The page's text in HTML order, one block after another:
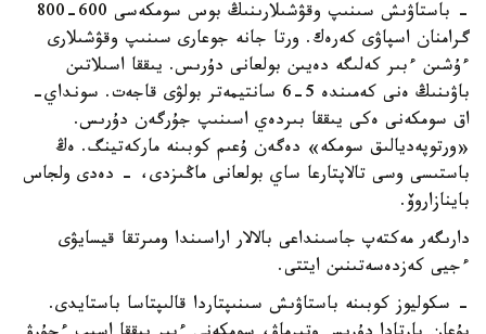
- باستاۋىش سىنىپ وقۋشىلارىنىڭ بوس سومكەسى 600-800
گرامنان اسپاۋى كەرەك. ورتا جانە جوعارى سىنىپ وقۋشىلارى
ءۇشىن ءبىر كەلىگە دەيىن بولعانى دۇرىس. يىققا اسىلاتىن
باۋىنىڭ ەنى كەمىندە 5-6 سانتيمەتر بولۋى قاجەت. سونداي-
اق سومكەنى ەكى يىققا بىردەي اسىنىپ جۇرگەن دۇرىس.
«ورتوپەديالىق سومكە» دەگەن ۇعىم كوبىنە ماركەتينگ. ەڭ
باستىسى وسى تالاپتارعا ساي بولعانى ماڭىزدى، - دەدى ولجاس
باينازاروۆ.
دارىگەر مەكتەپ جاسىنداعى بالالار اراسىندا ومىرتقا قيسايۋى
ءجيى كەزدەسەتىنىن ايتتى.
- سكوليوز كوبىنە باستاۋىش سىنىپتاردا قالىپتاسا باستايدى.